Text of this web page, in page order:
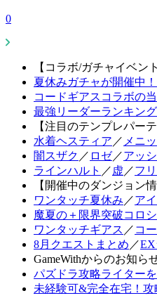
0
【コラボ/ガチャイベン
夏休みガチャが開催中
コードギアスコラボの
最強リーダーランキン
【注目のテンプレパーテ
水着ヘスティア ／ メニ
闇スザク ／ ロゼ／アッシ
ラインハルト ／ 虚 ／フ
【開催中のダンジョン情
ワンタッチ夏休み ／ア
魔夏の＋限界突破コロ
ワンタッチギアス ／ コ
8月クエストまとめ ／EX
GameWithからのお知ら
パズドラ攻略ライター
未経験可&完全在宅！攻